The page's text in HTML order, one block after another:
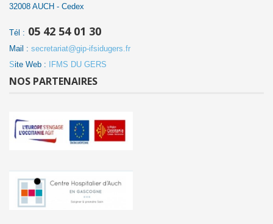
32008 AUCH - Cedex
Tél : 05 42 54 01 30
Mail : secretariat@gip-ifsidugers.fr
Site Web : IFMS DU GERS
NOS PARTENAIRES